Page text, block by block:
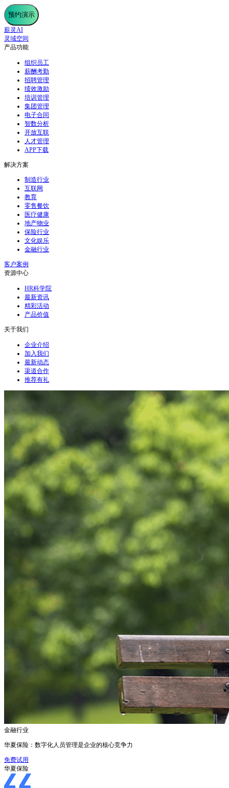
预约演示
薪灵AI
灵域空间
产品功能
组织员工
薪酬考勤
招聘管理
绩效激励
培训管理
集团管理
电子合同
智数分析
开放互联
人才管理
APP下载
解决方案
制造行业
互联网
教育
零售餐饮
医疗健康
地产物业
保险行业
文化娱乐
金融行业
客户案例
资源中心
HR科学院
最新资讯
精彩活动
产品价值
关于我们
企业介绍
加入我们
最新动态
渠道合作
推荐有礼
金融行业
华夏保险：数字化人员管理是企业的核心竞争力
免费试用
华夏保险